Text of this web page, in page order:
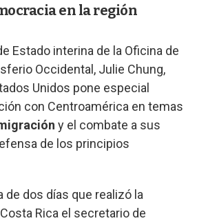
en la región
Estado interina de la Oficina de
Occidental, Julie Chung,
Unidos pone especial
con Centroamérica en temas
y el combate a sus
de los principios
de dos días que realizó la
Rica el secretario de